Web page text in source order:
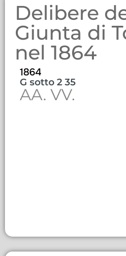
Delibere
Giunta di
nel 1864
1864
G sotto 2 35
AA. VV.